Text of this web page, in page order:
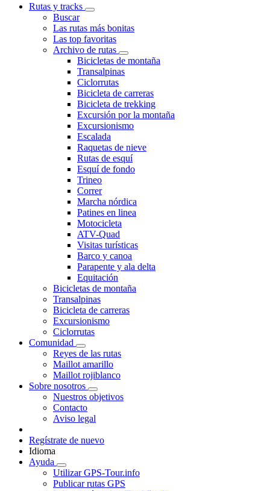
Rutas y tracks
Buscar
Las rutas más bonitas
Las top favoritas
Archivo de rutas
Bicicletas de montaña
Transalpinas
Ciclorrutas
Bicicleta de carreras
Bicicleta de trekking
Excursión por la montaña
Excursionismo
Escalada
Raquetas de nieve
Rutas de esquí
Esquí de fondo
Trineo
Correr
Marcha nórdica
Patines en linea
Motocicleta
ATV-Quad
Visitas turísticas
Barco y canoa
Parapente y ala delta
Equitación
Bicicletas de montaña
Transalpinas
Bicicleta de carreras
Excursionismo
Ciclorrutas
Comunidad
Reyes de las rutas
Maillot amarillo
Maillot rojiblanco
Sobre nosotros
Nuestros objetivos
Contacto
Aviso legal
Regístrate de nuevo
Idioma
Ayuda
Utilizar GPS-Tour.info
Publicar rutas GPS